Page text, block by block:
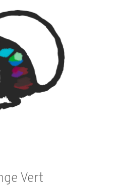
Vert